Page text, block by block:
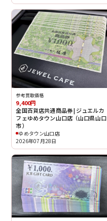
参考買取価格
9,400円
全国百貨店共通商品券 | ジュエルカ
フェゆめタウン山口店（山口県山口
市）
ゆめタウン山口店
2026年07月28日